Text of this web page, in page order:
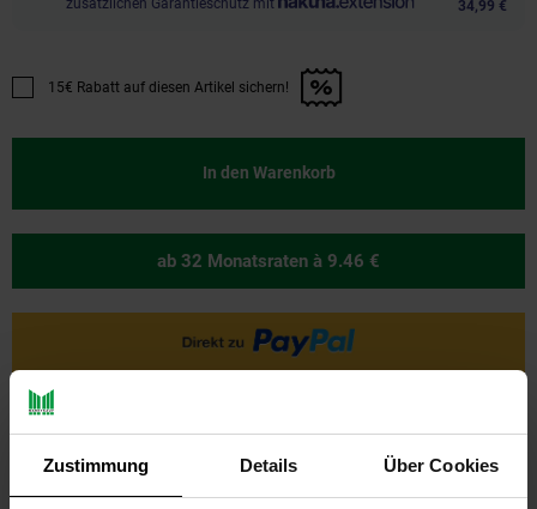
Zustimmung Details Über Cookies
34,99 €
Promotion "15€ Rabatt auf diesen Artikel sichern!" anwenden
15€ Rabatt auf diesen Artikel sichern!
In den Warenkorb
ab 32 Monatsraten à 9.46 €